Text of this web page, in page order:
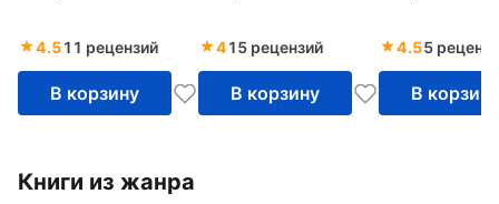
4.511 рецензий
В корзину
415 рецензий
В корзину
4.55
В корзину
Книги из жанра